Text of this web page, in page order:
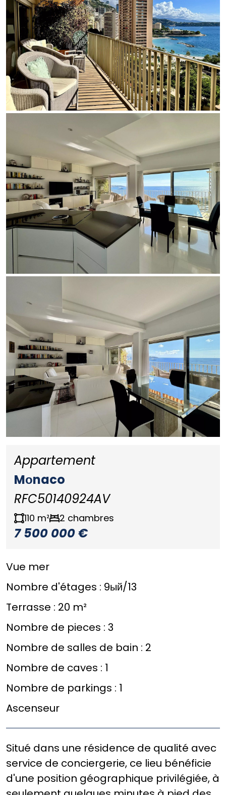
Appartement
Mоnaco
RFC50140924AV
110 m² 2 chambres
7 500 000 €
Vue mer
Nombre d'étages : 9ый/13
Terrasse : 20 m²
Nombre de pieces : 3
Nombre de salles de bain : 2
Nombre de caves : 1
Nombre de parkings : 1
Ascenseur
Situé dans une résidence de qualité avec
service de conciergerie, ce lieu bénéficie
d'une position géographique privilégiée, à